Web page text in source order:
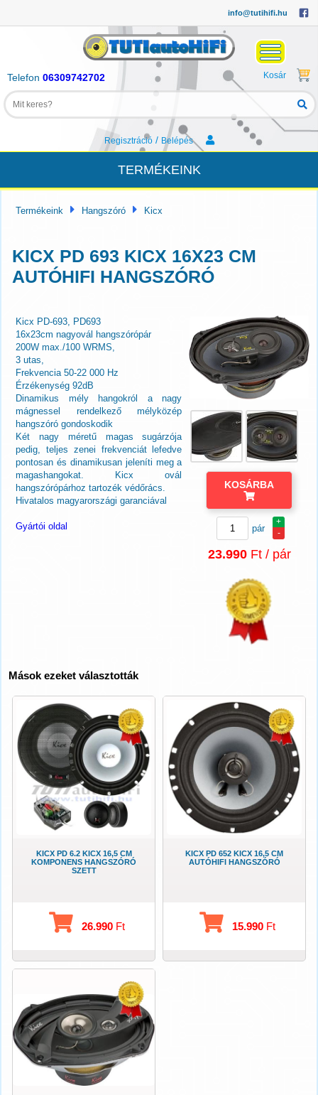
info@tutihifi.hu
Telefon 06309742702 Kosár
Regisztráció/ Belépés
TERMÉKEINK
Termékeink Hangszóró Kicx
KICX PD 693 KICX 16X23 CM
AUTÓHIFI HANGSZÓRÓ
Kicx PD-693, PD693
16x23cm nagyovál hangszórópár
200W max./100 WRMS,
3 utas,
Frekvencia 50-22 000 Hz
Érzékenység 92dB
Dinamikus mély hangokról a nagy
mágnessel rendelkező mélyközép
hangszóró gondoskodik
Két nagy méretű magas sugárzója
pedig, teljes zenei frekvenciát lefedve
pontosan és dinamikusan jeleníti meg a
magashangokat. Kicx ovál
hangszórópárhoz tartozék védőrács.
Hivatalos magyarországi garanciával
Gyártói oldal
KOSÁRBA
+
-
pár
23.990Ft / pár
Mások ezeket választották
KICX PD 6.2 KICX 16,5 CM
KOMPONENS HANGSZÓRÓ
SZETT
26.990 Ft
KICX PD 652 KICX 16,5 CM
AUTÓHIFI HANGSZÓRÓ
15.990 Ft